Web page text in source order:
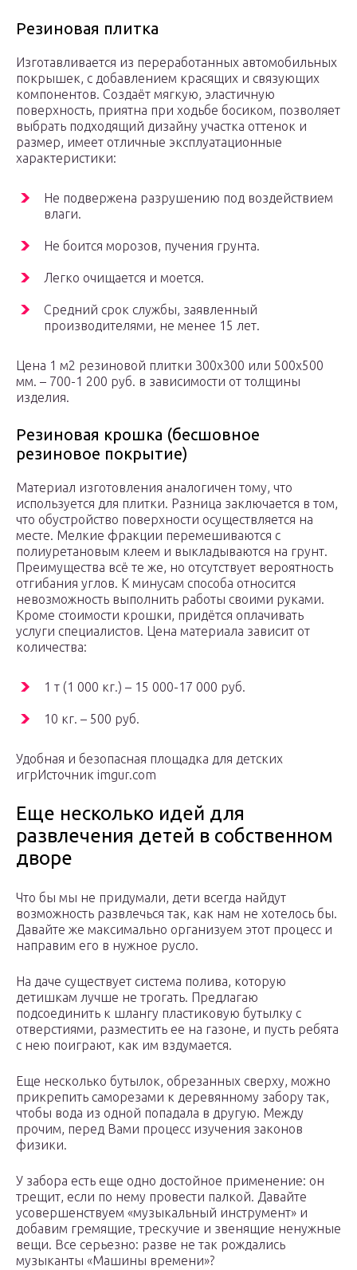
Резиновая плитка
Изготавливается из переработанных автомобильных
покрышек, с добавлением красящих и связующих
компонентов. Создаёт мягкую, эластичную
поверхность, приятна при ходьбе босиком, позволяет
выбрать подходящий дизайну участка оттенок и
размер, имеет отличные эксплуатационные
характеристики:
Не подвержена разрушению под воздействием
влаги.
Не боится морозов, пучения грунта.
Легко очищается и моется.
Средний срок службы, заявленный
производителями, не менее 15 лет.
Цена 1 м2 резиновой плитки 300х300 или 500х500
мм. – 700-1 200 руб. в зависимости от толщины
изделия.
Резиновая крошка (бесшовное
резиновое покрытие)
Материал изготовления аналогичен тому, что
используется для плитки. Разница заключается в том,
что обустройство поверхности осуществляется на
месте. Мелкие фракции перемешиваются с
полиуретановым клеем и выкладываются на грунт.
Преимущества всё те же, но отсутствует вероятность
отгибания углов. К минусам способа относится
невозможность выполнить работы своими руками.
Кроме стоимости крошки, придётся оплачивать
услуги специалистов. Цена материала зависит от
количества:
1 т (1 000 кг.) – 15 000-17 000 руб.
10 кг. – 500 руб.
Удобная и безопасная площадка для детских
игрИсточник imgur.com
Еще несколько идей для
развлечения детей в собственном
дворе
Что бы мы не придумали, дети всегда найдут
возможность развлечься так, как нам не хотелось бы.
Давайте же максимально организуем этот процесс и
направим его в нужное русло.
На даче существует система полива, которую
детишкам лучше не трогать. Предлагаю
подсоединить к шлангу пластиковую бутылку с
отверстиями, разместить ее на газоне, и пусть ребята
с нею поиграют, как им вздумается.
Еще несколько бутылок, обрезанных сверху, можно
прикрепить саморезами к деревянному забору так,
чтобы вода из одной попадала в другую. Между
прочим, перед Вами процесс изучения законов
физики.
У забора есть еще одно достойное применение: он
трещит, если по нему провести палкой. Давайте
усовершенствуем «музыкальный инструмент» и
добавим гремящие, трескучие и звенящие ненужные
вещи. Все серьезно: разве не так рождались
музыканты «Машины времени»?